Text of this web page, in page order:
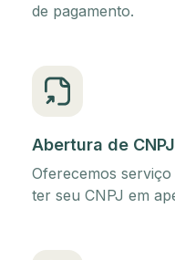
de pagamento.
Abertura de
Oferecemos
ter seu CNPJ em